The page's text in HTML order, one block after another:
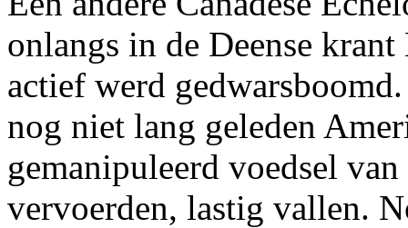
onlangs in de Deense
actief werd
nog niet lang geleden
gemanipuleerd voedsel
vervoerden, lastig vallen.